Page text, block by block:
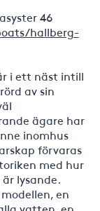
46
hallberg-
i ett näst intill
av sin
ägare har
inomhus
förvaras
med hur
lysande.
en